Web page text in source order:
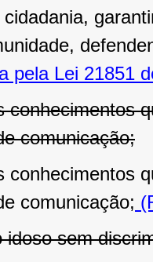
pela Lei 21851
conhecimentos
comunicação;
conhecimentos
comunicação;
idoso sem